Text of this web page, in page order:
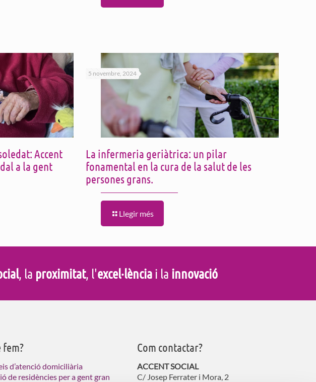
Accent
a la gent
5 novembre, 2024
La infermeria geriàtrica: un pilar
fonamental en la cura de la salut de les
persones grans.
Llegir més
, la proximitat, l'excel·lènciai la innovació
fem?
d’atenció domiciliària
de residències per a gent gran
Com contactar?
ACCENT SOCIAL
C/ Josep Ferrater i Mora, 2